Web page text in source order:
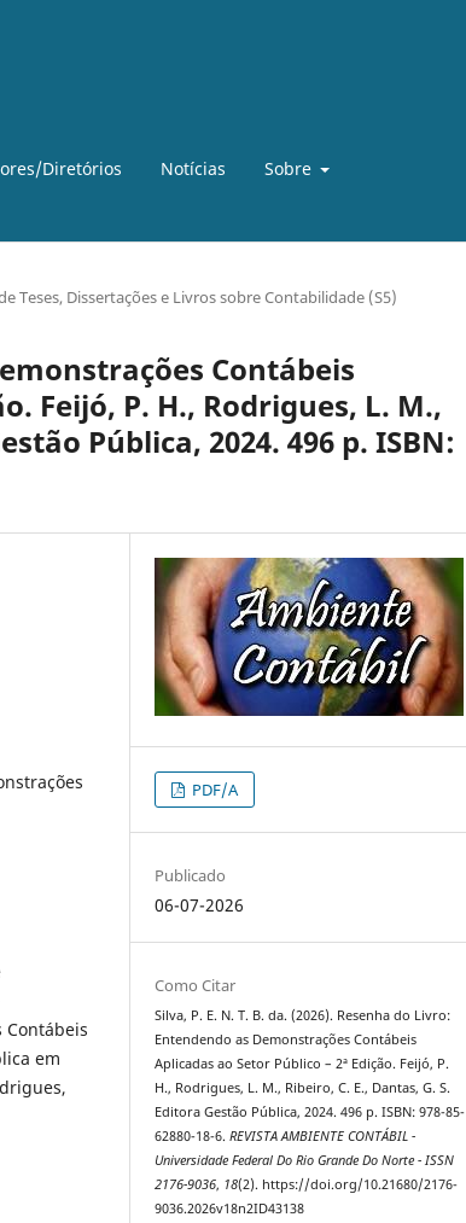
Diretórios Notícias Sobre
Teses, Dissertações e Livros sobre Contabilidade (S5)
Contábeis
Feijó, P. H., Rodrigues, L. M.,
Pública, 2024. 496 p. ISBN:
Contábeis
em
PDF/A
Publicado
06-07-2026
Como Citar
Silva, P. E. N. T. B. da. (2026). Resenha do Livro:
Entendendo as Demonstrações Contábeis
Aplicadas ao Setor Público – 2ª Edição. Feijó, P.
H., Rodrigues, L. M., Ribeiro, C. E., Dantas, G. S.
Editora Gestão Pública, 2024. 496 p. ISBN: 978-85-
62880-18-6.REVISTA AMBIENTE CONTÁBIL -
Universidade Federal Do Rio Grande Do Norte - ISSN
2176-9036, 18(2). https://doi.org/10.21680/2176-
9036.2026v18n2ID43138